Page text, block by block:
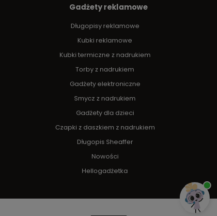
Gadżety reklamowe
Długopisy reklamowe
Kubki reklamowe
Kubki termiczne z nadrukiem
Torby z nadrukiem
Gadżety elektroniczne
Smycz z nadrukiem
Gadżety dla dzieci
Czapki z daszkiem z nadrukiem
Długopis Sheaffer
Nowości
Hellogadżetka